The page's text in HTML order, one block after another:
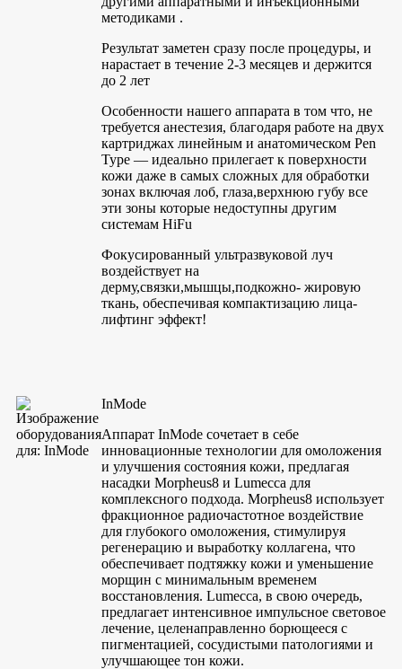
методиками .
Результат заметен сразу после процедуры, и
нарастает в течение 2-3 месяцев и держится
до 2 лет
Особенности нашего аппарата в том что, не
требуется анестезия, благодаря работе на двух
картриджах линейным и анатомическом Pen
Type — идеально прилегает к поверхности
кожи даже в самых сложных для обработки
зонах включая лоб, глаза,верхнюю губу все
эти зоны которые недоступны другим
системам HiFu
Фокусированный ультразвуковой луч
воздействует на
дерму,связки,мышцы,подкожно- жировую
ткань, обеспечивая компактизацию лица-
лифтинг эффект!
InMode
Аппарат InMode сочетает в себе
инновационные технологии для омоложения
и улучшения состояния кожи, предлагая
насадки Morpheus8 и Lumecca для
комплексного подхода. Morpheus8 использует
фракционное радиочастотное воздействие
для глубокого омоложения, стимулируя
регенерацию и выработку коллагена, что
обеспечивает подтяжку кожи и уменьшение
морщин с минимальным временем
восстановления. Lumecca, в свою очередь,
предлагает интенсивное импульсное световое
лечение, целенаправленно борющееся с
пигментацией, сосудистыми патологиями и
улучшающее тон кожи.